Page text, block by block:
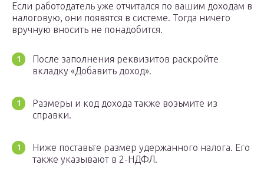
Если работодатель уже отчитался по вашим доходам в
налоговую, они появятся в системе. Тогда ничего
вручную вносить не понадобится.
После заполнения реквизитов раскройте
вкладку «Добавить доход».
Размеры и код дохода также возьмите из
справки.
Ниже поставьте размер удержанного налога. Его
также указывают в 2-НДФЛ.